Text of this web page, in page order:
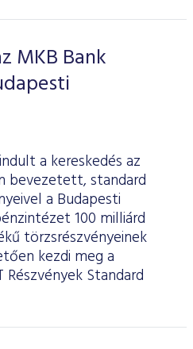
MKB Bank
a kereskedés az
bevezetett, standard
a Budapesti
100 milliárd
törzsrészvényeinek
kezdi meg a
Részvények Standard